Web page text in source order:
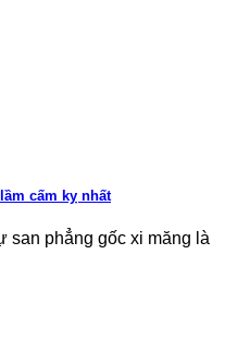
cấm kỵ nhất
san phẳng gốc xi măng là